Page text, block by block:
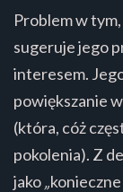
Problem w
sugeruje jego
interesem.
powiększanie
(która, cóż
pokolenia). Z
jako„konieczne